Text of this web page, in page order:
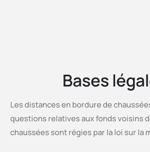
Bases
Les distances en bordure de
questions relatives aux fonds voisins
chaussées sont régies par la loi sur la